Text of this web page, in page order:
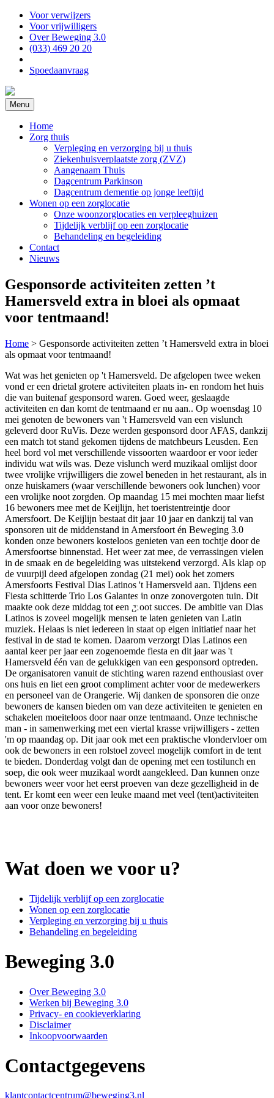
Voor verwijzers
Voor vrijwilligers
Over Beweging 3.0
(033) 469 20 20
Spoedaanvraag
Menu
Home
Zorg thuis
Verpleging en verzorging bij u thuis
Ziekenhuisverplaatste zorg (ZVZ)
Aangenaam Thuis
Dagcentrum Parkinson
Dagcentrum dementie op jonge leeftijd
Wonen op een zorglocatie
Onze woonzorglocaties en verpleeghuizen
Tijdelijk verblijf op een zorglocatie
Behandeling en begeleiding
Contact
Nieuws
Gesponsorde activiteiten zetten ’t
Hamersveld extra in bloei als opmaat
voor tentmaand!
Home > Gesponsorde activiteiten zetten ’t Hamersveld extra in bloei
als opmaat voor tentmaand!
Wat was het genieten op 't Hamersveld. De afgelopen twee weken
vond er een drietal grotere activiteiten plaats in- en rondom het huis
die van buitenaf gesponsord waren. Goed weer, geslaagde
activiteiten en dan komt de tentmaand er nu aan.. Op woensdag 10
mei genoten de bewoners van 't Hamersveld van een vislunch
geleverd door RuVis. Deze werden gesponsord door AFAS, dankzij
een match tot stand gekomen tijdens de matchbeurs Leusden. Een
heel bord vol met verschillende vissoorten waardoor er voor ieder
individu wat wils was. Deze vislunch werd muzikaal omlijst door
twee vrolijke vrijwilligers die zowel beneden in het restaurant, als in
onze huiskamers (waar verschillende bewoners ook lunchen) voor
een vrolijke noot zorgden. Op maandag 15 mei mochten maar liefst
16 bewoners mee met de Keijlijn, het toeristentreintje door
Amersfoort. De Keijlijn bestaat dit jaar 10 jaar en dankzij tal van
sponsoren uit de middenstand in Amersfoort én Beweging 3.0
konden onze bewoners kosteloos genieten van een tochtje door de
Amersfoortse binnenstad. Het weer zat mee, de verrassingen vielen
in de smaak en de begeleiding was uitstekend verzorgd. Als klap op
de vuurpijl deed afgelopen zondag (21 mei) ook het zomers
Amersfoorts Festival Dias Latinos 't Hamersveld aan. Tijdens een
Fiesta schitterde Trio Los Galantes in onze zonovergoten tuin. Dit
maakte ook deze middag tot een groot succes. De ambitie van Dias
Latinos is zoveel mogelijk mensen te laten genieten van Latin
muziek. Helaas is niet iedereen in staat op eigen initiatief naar het
festival in de stad te komen. Daarom verzorgt Dias Latinos een
aantal keer per jaar een zogenoemde fiesta en dit jaar was 't
Hamersveld één van de gelukkigen van een gesponsord optreden.
De organisatoren vanuit de stichting waren razend enthousiast over
ons huis en liet een groot compliment achter voor de medewerkers
en personeel van de Orangerie. Wij danken de sponsoren die onze
bewoners de kansen bieden om van deze activiteiten te genieten en
schakelen moeiteloos door naar onze tentmaand. Onze technische
man - in samenwerking met een viertal krasse vrijwilligers - zetten
'm op maandag op. Dit jaar ook met een praktische vlondervloer om
ook de bewoners in een rolstoel zoveel mogelijk comfort in de tent
te bieden. Donderdag volgt dan de opening met een tostilunch en
soep, die ook weer muzikaal wordt aangekleed. Dan kunnen onze
bewoners weer voor het eerst proeven van deze gezelligheid in de
tent. Er komt een weer een leuke maand met veel (tent)activiteiten
aan voor onze bewoners!
Wat doen we voor u?
Tijdelijk verblijf op een zorglocatie
Wonen op een zorglocatie
Verpleging en verzorging bij u thuis
Behandeling en begeleiding
Beweging 3.0
Over Beweging 3.0
Werken bij Beweging 3.0
Privacy- en cookieverklaring
Disclaimer
Inkoopvoorwaarden
Contactgegevens
klantcontactcentrum@beweging3.nl